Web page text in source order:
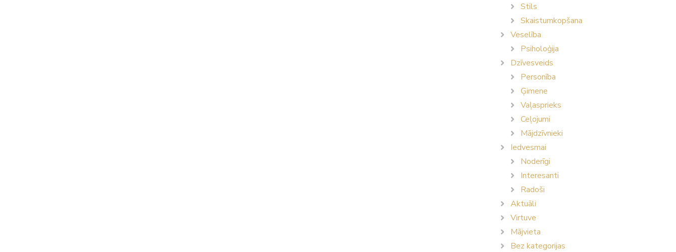
Stils
Skaistumkopšana
Veselība
Psiholoģija
Dzīvesveids
Personība
Ģimene
Vaļasprieks
Ceļojumi
Mājdzīvnieki
Iedvesmai
Noderīgi
Interesanti
Radoši
Aktuāli
Virtuve
Mājvieta
Bez kategorijas